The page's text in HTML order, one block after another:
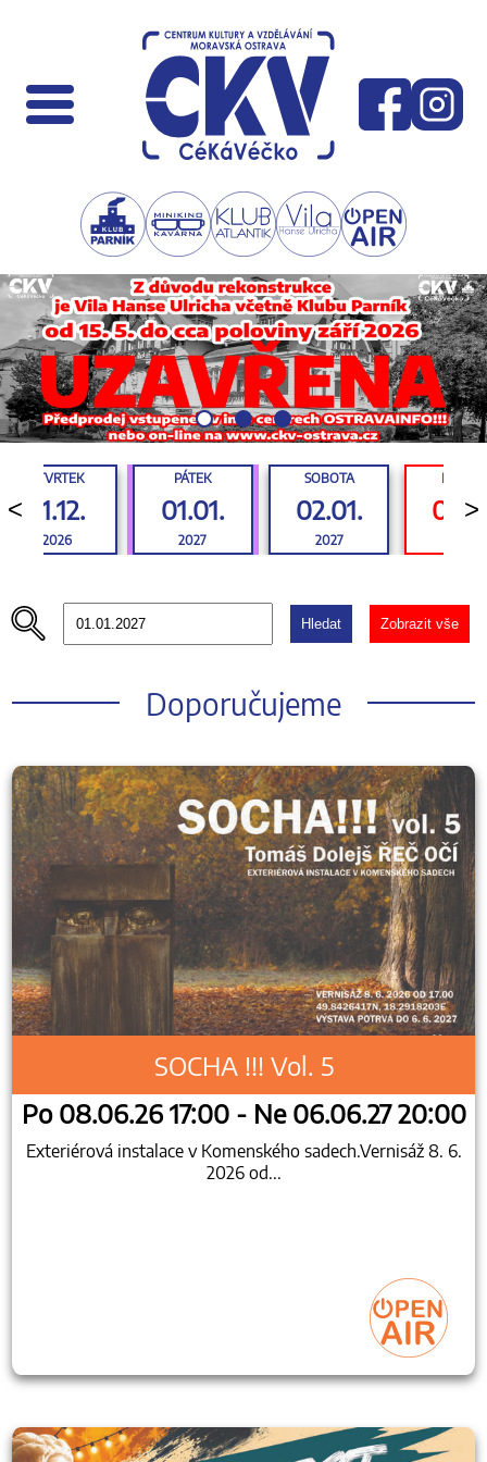
<
ČTVRTEK
31.12.
2026
PÁTEK
01.01.
2027
SOBOTA
02.01.
2027
>
Hledat Zobrazit vše
Doporučujeme
SOCHA !!! Vol. 5
Po 08.06.26 17:00 - Ne 06.06.27 20:00
Exteriérová instalace v Komenského sadech.Vernisáž 8. 6.
2026 od...